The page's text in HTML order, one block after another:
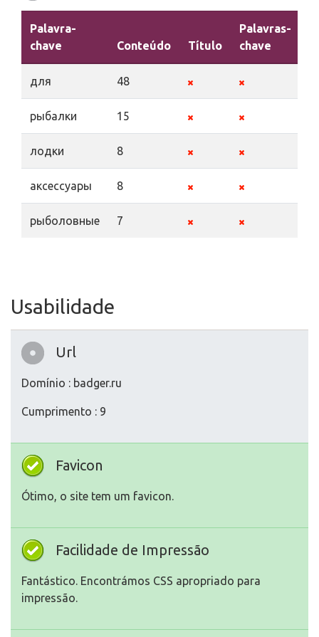
Palavra-
chave
Conteúdo Título
Palavras-
chave
для 48
рыбалки 15
лодки 8
аксессуары 8
рыболовные 7
Usabilidade
Url
Domínio : badger.ru
Cumprimento : 9
Favicon
Ótimo, o site tem um favicon.
Facilidade de Impressão
Fantástico. Encontrámos CSS apropriado para
impressão.